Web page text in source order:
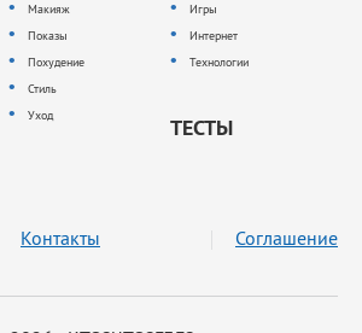
Макияж
Показы
Похудение
Стиль
Уход
Игры
Интернет
Технологии
ТЕСТЫ
Контакты Соглашение